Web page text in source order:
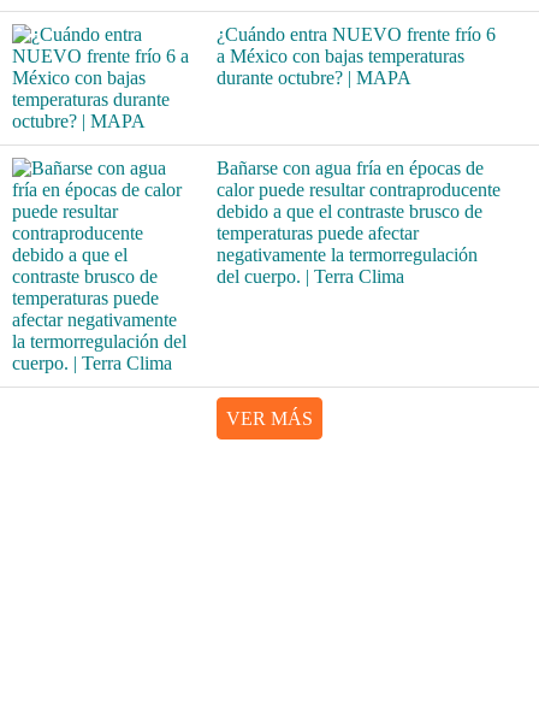
¿Cuándo entra NUEVO frente frío 6
a México con bajas temperaturas
durante octubre? | MAPA
Bañarse con agua fría en épocas de
calor puede resultar contraproducente
debido a que el contraste brusco de
temperaturas puede afectar
negativamente la termorregulación
del cuerpo. | Terra Clima
VER MÁS